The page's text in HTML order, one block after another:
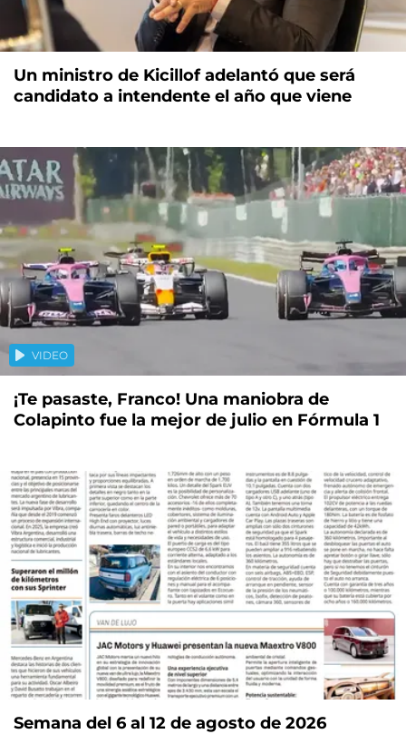
Un ministro de Kicillof adelantó que será
candidato a intendente el año que viene
VIDEO
¡Te pasaste, Franco! Una maniobra de
Colapinto fue la mejor de julio en Fórmula 1
Semana del 6 al 12 de agosto de 2026